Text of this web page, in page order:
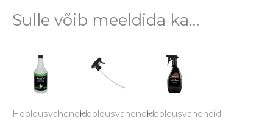
Sulle võib meeldida ka…
HooldusvahendidHooldusvahendidHooldusvahendid